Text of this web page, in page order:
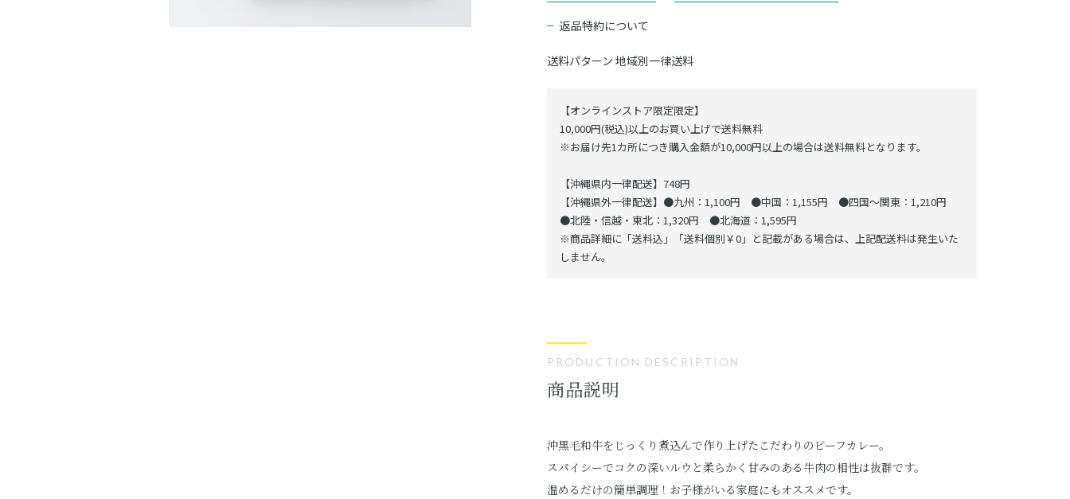
送料パターン 地域別一律送料
返品特約について
【オンラインストア限定限定】
10,000円(税込)以上のお買い上げで送料無料
※お届け先1カ所につき購入金額が10,000円以上の場合は送料無料となります。
【沖縄県内一律配送】748円
【沖縄県外一律配送】●九州：1,100円 ●中国：1,155円 ●四国～関東：1,210円
●北陸・信越・東北：1,320円 ●北海道：1,595円
※商品詳細に「送料込」「送料個別￥0」と記載がある場合は、上記配送料は発生いた
しません。
PRODUCTION DESCRIPTION
商品説明
沖黒毛和牛をじっくり煮込んで作り上げたこだわりのビーフカレー。
スパイシーでコクの深いルウと柔らかく甘みのある牛肉の相性は抜群です。
温めるだけの簡単調理！お子様がいる家庭にもオススメです。